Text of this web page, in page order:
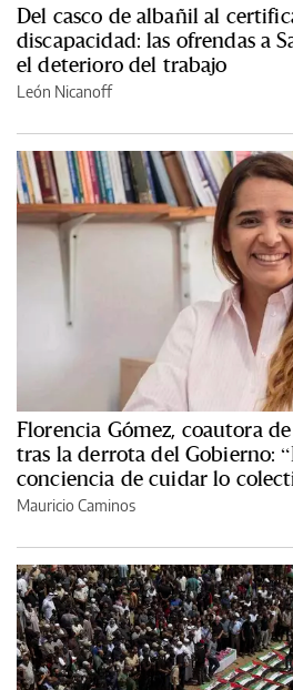
Del casco de albañil al
discapacidad: las ofrendas a
el deterioro del trabajo
León Nicanoff
Florencia Gómez, coautora
tras la derrota del Gobierno:
conciencia de cuidar lo
Mauricio Caminos